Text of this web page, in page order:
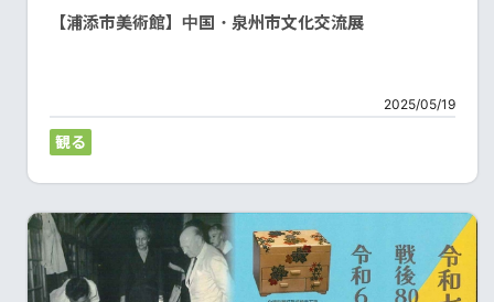
【浦添市美術館】中国・泉州市文化交流展
2025/05/19
観る